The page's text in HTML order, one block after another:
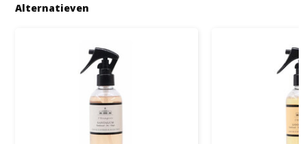
Alternatieven